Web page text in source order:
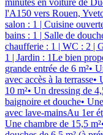
minutes en voiture de
l'A150 vers Rouen,
salon : 1 | Cuisine
bains : 1 | Salle de
chaufferie : 1 | WC : 2 |
1 | Jardin : 1Le bien
grande entrée de 6 m²•
avec accès à la
10 m²• Un dressing de
baignoire et douche•
avec lave-mainsAu 1er
Une chambre de 15,5